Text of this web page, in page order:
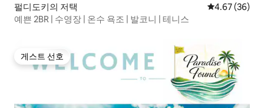
펄디도키의 저택 평점 4.67점(5
4.67 (36)
예쁜 2BR | 수영장 | 온수 욕조 | 발코니 | 테니스
게스트 선호
게스트 선호